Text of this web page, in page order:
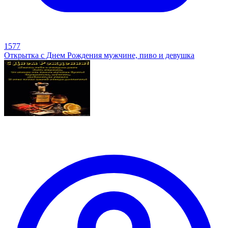
1577
Открытка с Днем Рождения мужчине, пиво и девушка